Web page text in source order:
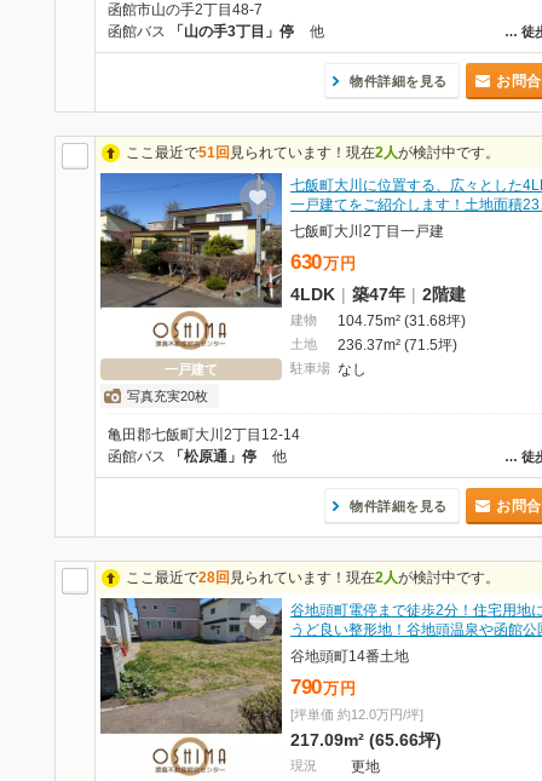
函館市山の手2丁目48-7
… 徒
函館バス 「山の手3丁目」停 他
物件詳細を見る お問
ここ最近で51回 見られています！現在2人が検討中です。
一戸建て
写真充実20枚
七飯町大川に位置する、広々とした
一戸建てをご紹介します！土地面積
七飯町大川2丁目一戸建
630万 円
4LDK | 築47年 | 2階建
建物 104.75m² (31.68坪)
土地 236.37m² (71.5坪)
駐車場 なし
亀田郡七飯町大川2丁目12-14
… 徒
函館バス 「松原通」停 他
物件詳細を見る お問
ここ最近で28回 見られています！現在2人が検討中です。
谷地頭町電停まで徒歩2分！住宅用地
うど良い整形地！谷地頭温泉や函館
谷地頭町14番土地
790万 円
[坪単価 約12.0万円/坪]
217.09m² (65.66坪)
現況 更地